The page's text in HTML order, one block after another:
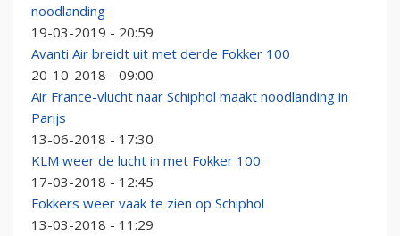
noodlanding
19-03-2019 - 20:59
Avanti Air breidt uit met derde Fokker 100
20-10-2018 - 09:00
Air France-vlucht naar Schiphol maakt noodlanding in
Parijs
13-06-2018 - 17:30
KLM weer de lucht in met Fokker 100
17-03-2018 - 12:45
Fokkers weer vaak te zien op Schiphol
13-03-2018 - 11:29